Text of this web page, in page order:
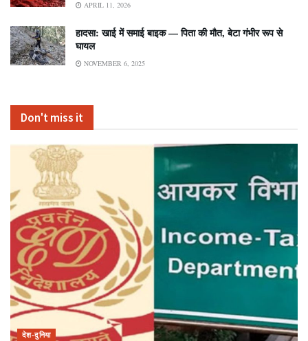
APRIL 11, 2026
हादसा: खाई में समाई बाइक — पिता की मौत, बेटा गंभीर रूप से
घायल
NOVEMBER 6, 2025
Don't miss it
देश-दुनिया